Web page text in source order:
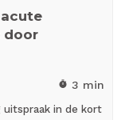
door
timer 3 min
uitspraak in de kort